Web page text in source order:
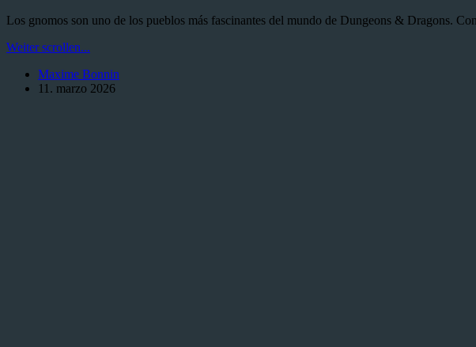
Los gnomos son uno de los pueblos más fascinantes del mundo de Dungeons & Dragons.
Weiter scrollen...
Dungeons
and
Maxime Bonnin
11. marzo 2026